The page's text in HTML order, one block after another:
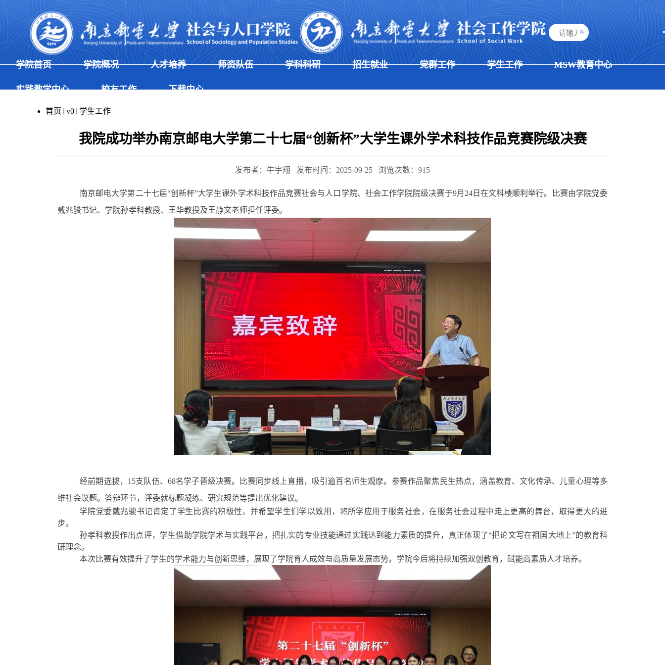
学院首页 学院概况 人才培养 师资队伍 学科科研 招生就业 党群工作 学生工作 MSW教育中心
实践教学中心 校友工作 下载中心
首页 v0 学生工作
我院成功举办南京邮电大学第二十七届“创新杯”大学生课外学术科技作品竞赛院级决赛
发布者：牛宇翔 发布时间：2025-09-25 浏览次数： 915
南京邮电大学第二十七届“创新杯”大学生课外学术科技作品竞赛社会与人口学院、社会工作学院院级决赛于9月 24日在文科楼顺利举行。比赛由学院党委
戴兆骏书记、学院孙孝科教授、王华教授及王静文老师担任评委。
经前期选拔， 15支队伍、 68名学子晋级决赛。比赛同步线上直播，吸引逾百名师生观摩。参赛作品聚焦民生热点，涵盖教育、文化传承、儿童心理等多
维社会议题。答辩环节，评委就标题凝练、研究规范等提出优化建议。
学院党委戴兆骏书记肯定了学生比赛的积极性，并希望学生们学以致用，将所学应用于服务社会，在服务社会过程中走上更高的舞台，取得更大的进
步。
孙孝科教授作出点评，学生借助学院学术与实践平台，把扎实的专业技能通过实践达到能力素质的提升，真正体现了“把论文写在祖国大地上”的教育科
研理念。
本次比赛有效提升了学生的学术能力与创新思维，展现了学院育人成效与高质量发展态势。学院今后将持续加强双创教育，赋能高素质人才培养。